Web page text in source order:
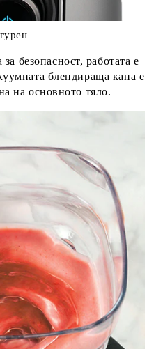
безопасност, работата е
блендираща кана е
на основното тяло.